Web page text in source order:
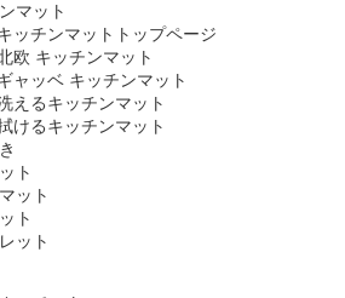
マット
ッチンマットトップページ
欧 キッチンマット
ャッベ キッチンマット
えるキッチンマット
けるキッチンマット
ト
ット
ト
ット